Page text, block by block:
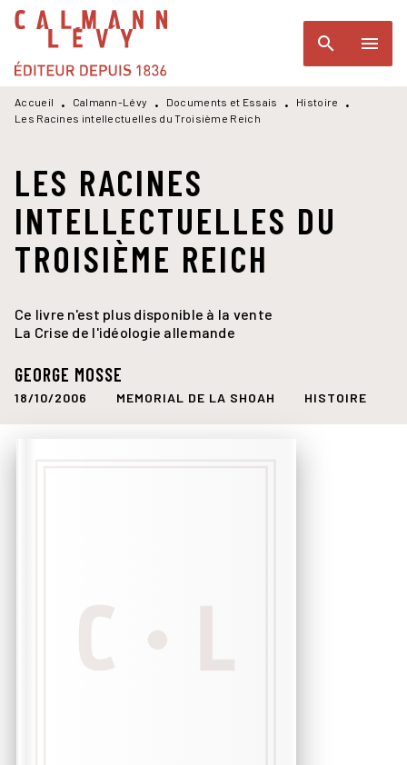
MENU RECHERCHE
PIED DE PAGE
search menu
Accueil • Calmann-Lévy • Documents et Essais • Histoire
•
Les Racines intellectuelles du Troisième Reich
LES RACINES
INTELLECTUELLES DU
TROISIÈME REICH
Ce livre n'est plus disponible à la vente
La Crise de l'idéologie allemande
GEORGE MOSSE
18/10/2006 MEMORIAL DE LA SHOAH HISTOIRE